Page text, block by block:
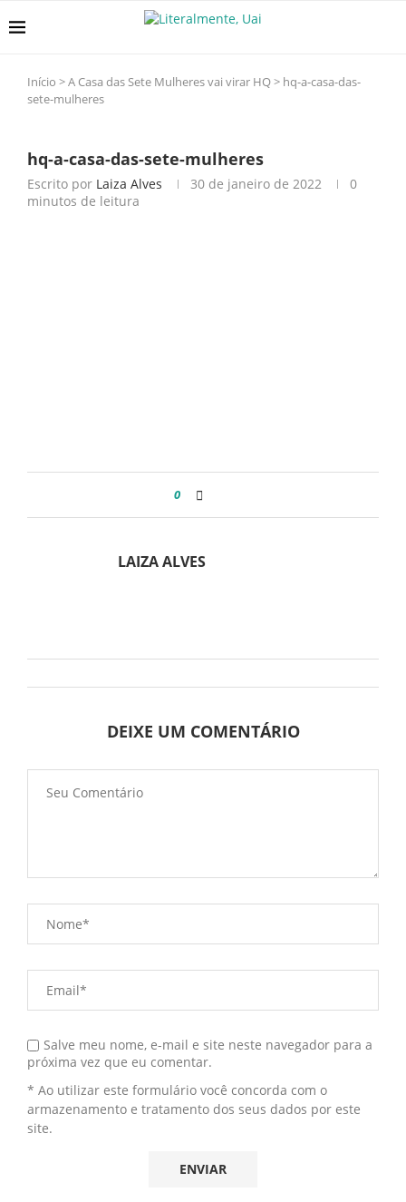
Início >A Casa das Sete Mulheres vai virar HQ> hq-a-casa-das-
sete-mulheres
hq-a-casa-das-sete-mulheres
Escrito por Laiza Alves 30 de janeiro de 2022
0
minutos de leitura
0
LAIZA ALVES
DEIXE UM COMENTÁRIO
Salve meu nome, e-mail e site neste navegador para a
próxima vez que eu comentar.
* Ao utilizar este formulário você concorda com o
armazenamento e tratamento dos seus dados por este
site.